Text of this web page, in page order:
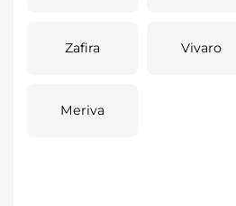
Zafira Vivaro
Meriva